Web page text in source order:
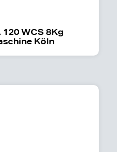
WCS 8Kg
Köln